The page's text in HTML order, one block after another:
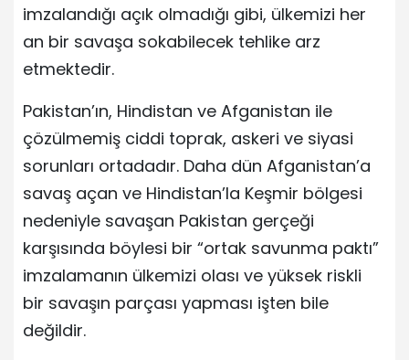
imzalandığı açık olmadığı gibi, ülkemizi her
an bir savaşa sokabilecek tehlike arz
etmektedir.
Pakistan’ın, Hindistan ve Afganistan ile
çözülmemiş ciddi toprak, askeri ve siyasi
sorunları ortadadır. Daha dün Afganistan’a
savaş açan ve Hindistan’la Keşmir bölgesi
nedeniyle savaşan Pakistan gerçeği
karşısında böylesi bir “ortak savunma paktı”
imzalamanın ülkemizi olası ve yüksek riskli
bir savaşın parçası yapması işten bile
değildir.